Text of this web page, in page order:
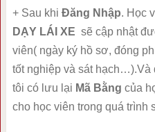
+ Sau khi Đăng Nhập. Học
DẠY LÁI XE sẽ cập nhật
viên( ngày ký hồ sơ, đóng
tốt nghiệp và sát hạch…).Và
tôi có lưu lại Mã Bằng của
cho học viên trong quá trình